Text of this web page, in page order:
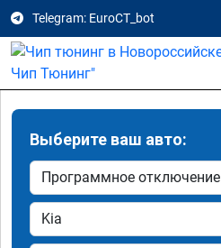
Telegram: EuroCT_bot
Выберите ваш авто: